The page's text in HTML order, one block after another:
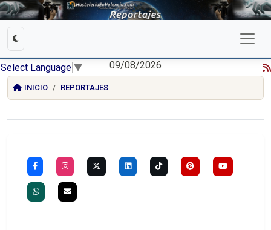
Select Language ▼ 09/08/2026
INICIO REPORTAJES